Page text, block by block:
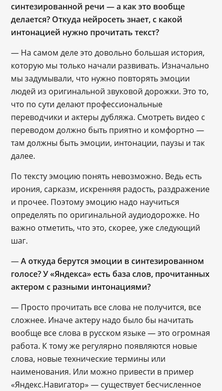
синтезированной речи ― а как это вообще
делается? Откуда нейросеть знает, с какой
интонацией нужно прочитать текст?
― На самом деле это довольно большая история,
которую мы только начали развивать. Изначально
мы задумывали, что нужно повторять эмоции
людей из оригинальной звуковой дорожки. Это то,
что по сути делают профессиональные
переводчики и актеры дубляжа. Смотреть видео с
переводом должно быть приятно и комфортно ―
там должны быть эмоции, интонации, паузы и так
далее.
По тексту эмоцию понять невозможно. Ведь есть
ирония, сарказм, искренняя радость, раздражение
и прочее. Поэтому эмоцию надо научиться
определять по оригинальной аудиодорожке. Но
важно отметить, что это, скорее, уже следующий
шаг.
―А откуда берутся эмоции в синтезированном
голосе? У «Яндекса» есть база слов, прочитанных
актером с разными интонациями?
― Просто прочитать все слова не получится, все
сложнее. Иначе актеру надо было бы начитать
вообще все слова в русском языке ― это огромная
работа. К тому же регулярно появляются новые
слова, новые технические термины или
наименования. Или можно привести в пример
«Яндекс.Навигатор» ― существует бесчисленное